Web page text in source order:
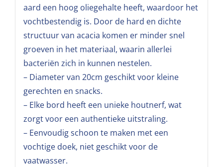
aard een hoog oliegehalte heeft, waardoor het
vochtbestendig is. Door de hard en dichte
structuur van acacia komen er minder snel
groeven in het materiaal, waarin allerlei
bacteriën zich in kunnen nestelen.
– Diameter van 20cm geschikt voor kleine
gerechten en snacks.
– Elke bord heeft een unieke houtnerf, wat
zorgt voor een authentieke uitstraling.
– Eenvoudig schoon te maken met een
vochtige doek, niet geschikt voor de
vaatwasser.